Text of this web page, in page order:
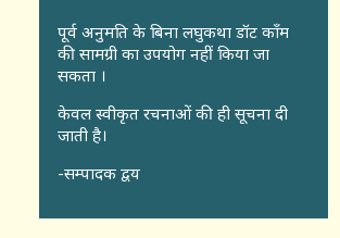
पूर्व अनुमति के बिना लघुकथा डॉट कॉंम
की सामग्री का उपयोग नहीं किया जा
सकता ।
केवल स्वीकृत रचनाओं की ही सूचना दी
जाती है।
-सम्पादक द्वय